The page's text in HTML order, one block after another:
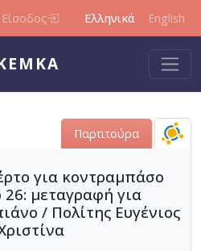
Είσοδος Ελληνικά English
Παρτιτούρα
για κοντραμπάσο
26: μεταγραφή για
/ Πολίτης Ευγένιος